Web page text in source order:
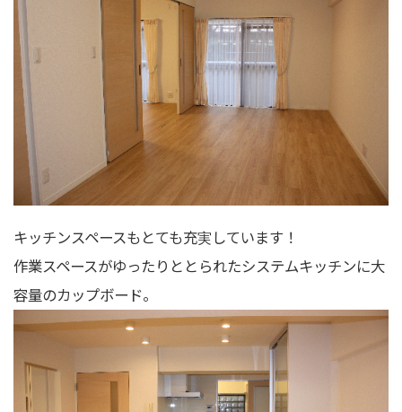
キッチンスペースもとても充実しています！
作業スペースがゆったりととられたシステムキッチンに大
容量のカップボード。